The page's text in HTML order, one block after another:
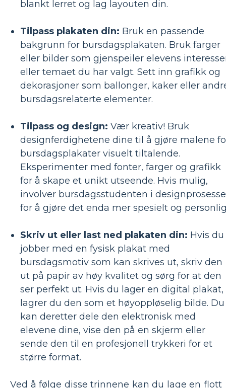
blankt lerret og lag layouten din.
Tilpass plakaten din: Bruk en passende
bakgrunn for bursdagsplakaten. Bruk farger
eller bilder som gjenspeiler elevens
eller temaet du har valgt. Sett inn grafikk og
dekorasjoner som ballonger, kaker eller
bursdagsrelaterte elementer.
Tilpass og design: Vær kreativ! Bruk
designferdighetene dine til å gjøre malene
bursdagsplakater visuelt tiltalende.
Eksperimenter med fonter, farger og grafikk
for å skape et unikt utseende. Hvis mulig,
involver bursdagsstudenten i
for å gjøre det enda mer spesielt og
Skriv ut eller last ned plakaten din: Hvis du
jobber med en fysisk plakat med
bursdagsmotiv som kan skrives ut, skriv den
ut på papir av høy kvalitet og sørg for at den
ser perfekt ut. Hvis du lager en digital plakat,
lagrer du den som et høyoppløselig bilde. Du
kan deretter dele den elektronisk med
elevene dine, vise den på en skjerm eller
sende den til en profesjonell trykkeri for et
større format.
Ved å følge disse trinnene kan du lage en flott